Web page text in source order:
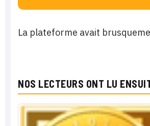
La plateforme avait
NOS LECTEURS ONT LU